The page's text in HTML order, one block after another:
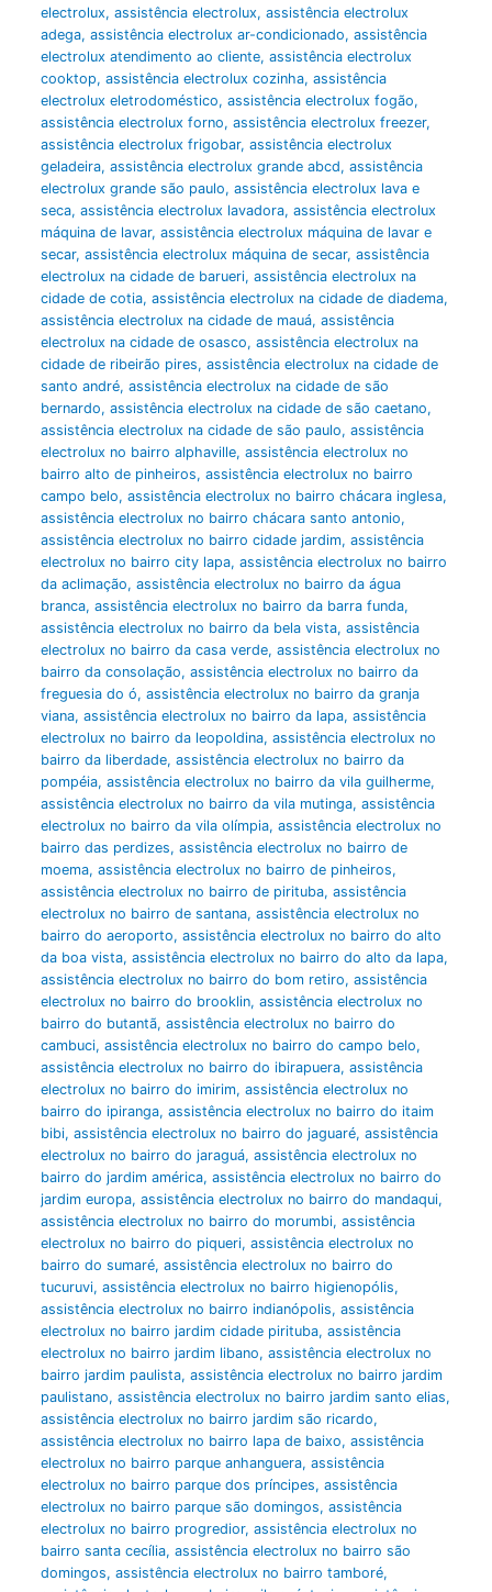
electrolux, assistência electrolux, assistência electrolux
adega, assistência electrolux ar-condicionado, assistência
electrolux atendimento ao cliente, assistência electrolux
cooktop, assistência electrolux cozinha, assistência
electrolux eletrodoméstico, assistência electrolux fogão,
assistência electrolux forno, assistência electrolux freezer,
assistência electrolux frigobar, assistência electrolux
geladeira, assistência electrolux grande abcd, assistência
electrolux grande são paulo, assistência electrolux lava e
seca, assistência electrolux lavadora, assistência electrolux
máquina de lavar, assistência electrolux máquina de lavar e
secar, assistência electrolux máquina de secar, assistência
electrolux na cidade de barueri, assistência electrolux na
cidade de cotia, assistência electrolux na cidade de diadema,
assistência electrolux na cidade de mauá, assistência
electrolux na cidade de osasco, assistência electrolux na
cidade de ribeirão pires, assistência electrolux na cidade de
santo andré, assistência electrolux na cidade de são
bernardo, assistência electrolux na cidade de são caetano,
assistência electrolux na cidade de são paulo, assistência
electrolux no bairro alphaville, assistência electrolux no
bairro alto de pinheiros, assistência electrolux no bairro
campo belo, assistência electrolux no bairro chácara inglesa,
assistência electrolux no bairro chácara santo antonio,
assistência electrolux no bairro cidade jardim, assistência
electrolux no bairro city lapa, assistência electrolux no bairro
da aclimação, assistência electrolux no bairro da água
branca, assistência electrolux no bairro da barra funda,
assistência electrolux no bairro da bela vista, assistência
electrolux no bairro da casa verde, assistência electrolux no
bairro da consolação, assistência electrolux no bairro da
freguesia do ó, assistência electrolux no bairro da granja
viana, assistência electrolux no bairro da lapa, assistência
electrolux no bairro da leopoldina, assistência electrolux no
bairro da liberdade, assistência electrolux no bairro da
pompéia, assistência electrolux no bairro da vila guilherme,
assistência electrolux no bairro da vila mutinga, assistência
electrolux no bairro da vila olímpia, assistência electrolux no
bairro das perdizes, assistência electrolux no bairro de
moema, assistência electrolux no bairro de pinheiros,
assistência electrolux no bairro de pirituba, assistência
electrolux no bairro de santana, assistência electrolux no
bairro do aeroporto, assistência electrolux no bairro do alto
da boa vista, assistência electrolux no bairro do alto da lapa,
assistência electrolux no bairro do bom retiro, assistência
electrolux no bairro do brooklin, assistência electrolux no
bairro do butantã, assistência electrolux no bairro do
cambuci, assistência electrolux no bairro do campo belo,
assistência electrolux no bairro do ibirapuera, assistência
electrolux no bairro do imirim, assistência electrolux no
bairro do ipiranga, assistência electrolux no bairro do itaim
bibi, assistência electrolux no bairro do jaguaré, assistência
electrolux no bairro do jaraguá, assistência electrolux no
bairro do jardim américa, assistência electrolux no bairro do
jardim europa, assistência electrolux no bairro do mandaqui,
assistência electrolux no bairro do morumbi, assistência
electrolux no bairro do piqueri, assistência electrolux no
bairro do sumaré, assistência electrolux no bairro do
tucuruvi, assistência electrolux no bairro higienopólis,
assistência electrolux no bairro indianópolis, assistência
electrolux no bairro jardim cidade pirituba, assistência
electrolux no bairro jardim libano, assistência electrolux no
bairro jardim paulista, assistência electrolux no bairro jardim
paulistano, assistência electrolux no bairro jardim santo elias,
assistência electrolux no bairro jardim são ricardo,
assistência electrolux no bairro lapa de baixo, assistência
electrolux no bairro parque anhanguera, assistência
electrolux no bairro parque dos príncipes, assistência
electrolux no bairro parque são domingos, assistência
electrolux no bairro progredior, assistência electrolux no
bairro santa cecília, assistência electrolux no bairro são
domingos, assistência electrolux no bairro tamboré,